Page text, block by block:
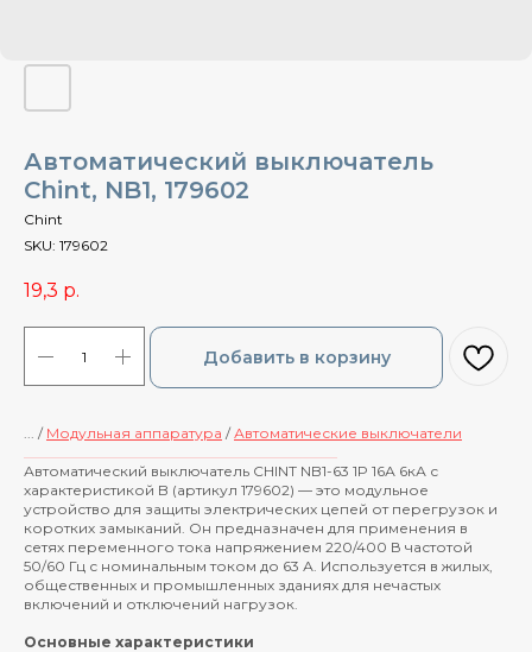
Автоматический выключатель
Chint, NB1, 179602
Chint
SKU: 179602
19,3 р.
Добавить в корзину
... / Модульная аппаратура / Автоматические выключатели
Автоматический выключатель CHINT NB1-63 1P 16А 6кА с
характеристикой B (артикул 179602) — это модульное
устройство для защиты электрических цепей от перегрузок и
коротких замыканий. Он предназначен для применения в
сетях переменного тока напряжением 220/400 В частотой
50/60 Гц с номинальным током до 63 А. Используется в жилых,
общественных и промышленных зданиях для нечастых
включений и отключений нагрузок.
Основные характеристики